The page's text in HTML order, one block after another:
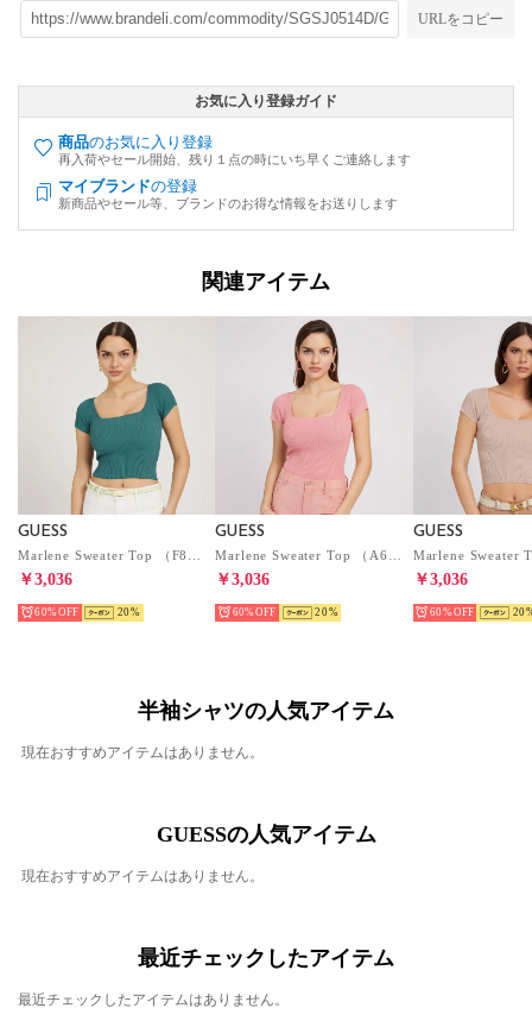
URLをコピー
お気に入り登録ガイド
商品のお気に入り登録
再入荷やセール開始、残り１点の時にいち早くご連絡します
マイブランドの登録
新商品やセール等、ブランドのお得な情報をお送りします
関連アイテム
GUESS
￥3,036
60% 20
GUESS
￥3,036
60% 20
GUESS
￥3,036
60% 20
半袖シャツの人気アイテム
現在おすすめアイテムはありません。
GUESSの人気アイテム
現在おすすめアイテムはありません。
最近チェックしたアイテム
最近チェックしたアイテムはありません。